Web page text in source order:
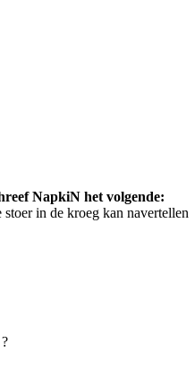
NapkiN het volgende:
in de kroeg kan navertellen